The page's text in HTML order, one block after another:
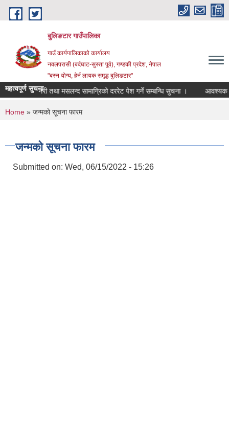
Skip to main content
बुलिङटार गाउँपालिका
गाउँ कार्यपालिकाको कार्यालय
नवलपरासी (बर्दघाट-सुस्ता पूर्व), गण्डकी प्रदेश, नेपाल
"बस्न योग्य, हेर्न लायक समृद्ध बुलिङटार"
महत्वपूर्ण सुचना
स्टेशनरी तथा मसलन्द सामाग्रिको दररेट पेश गर्ने सम्बन्धि सुचना । आवश्यक
You are here
Home » जन्मको सूचना फारम
जन्मको सूचना फारम
Submitted on: Wed, 06/15/2022 - 15:26